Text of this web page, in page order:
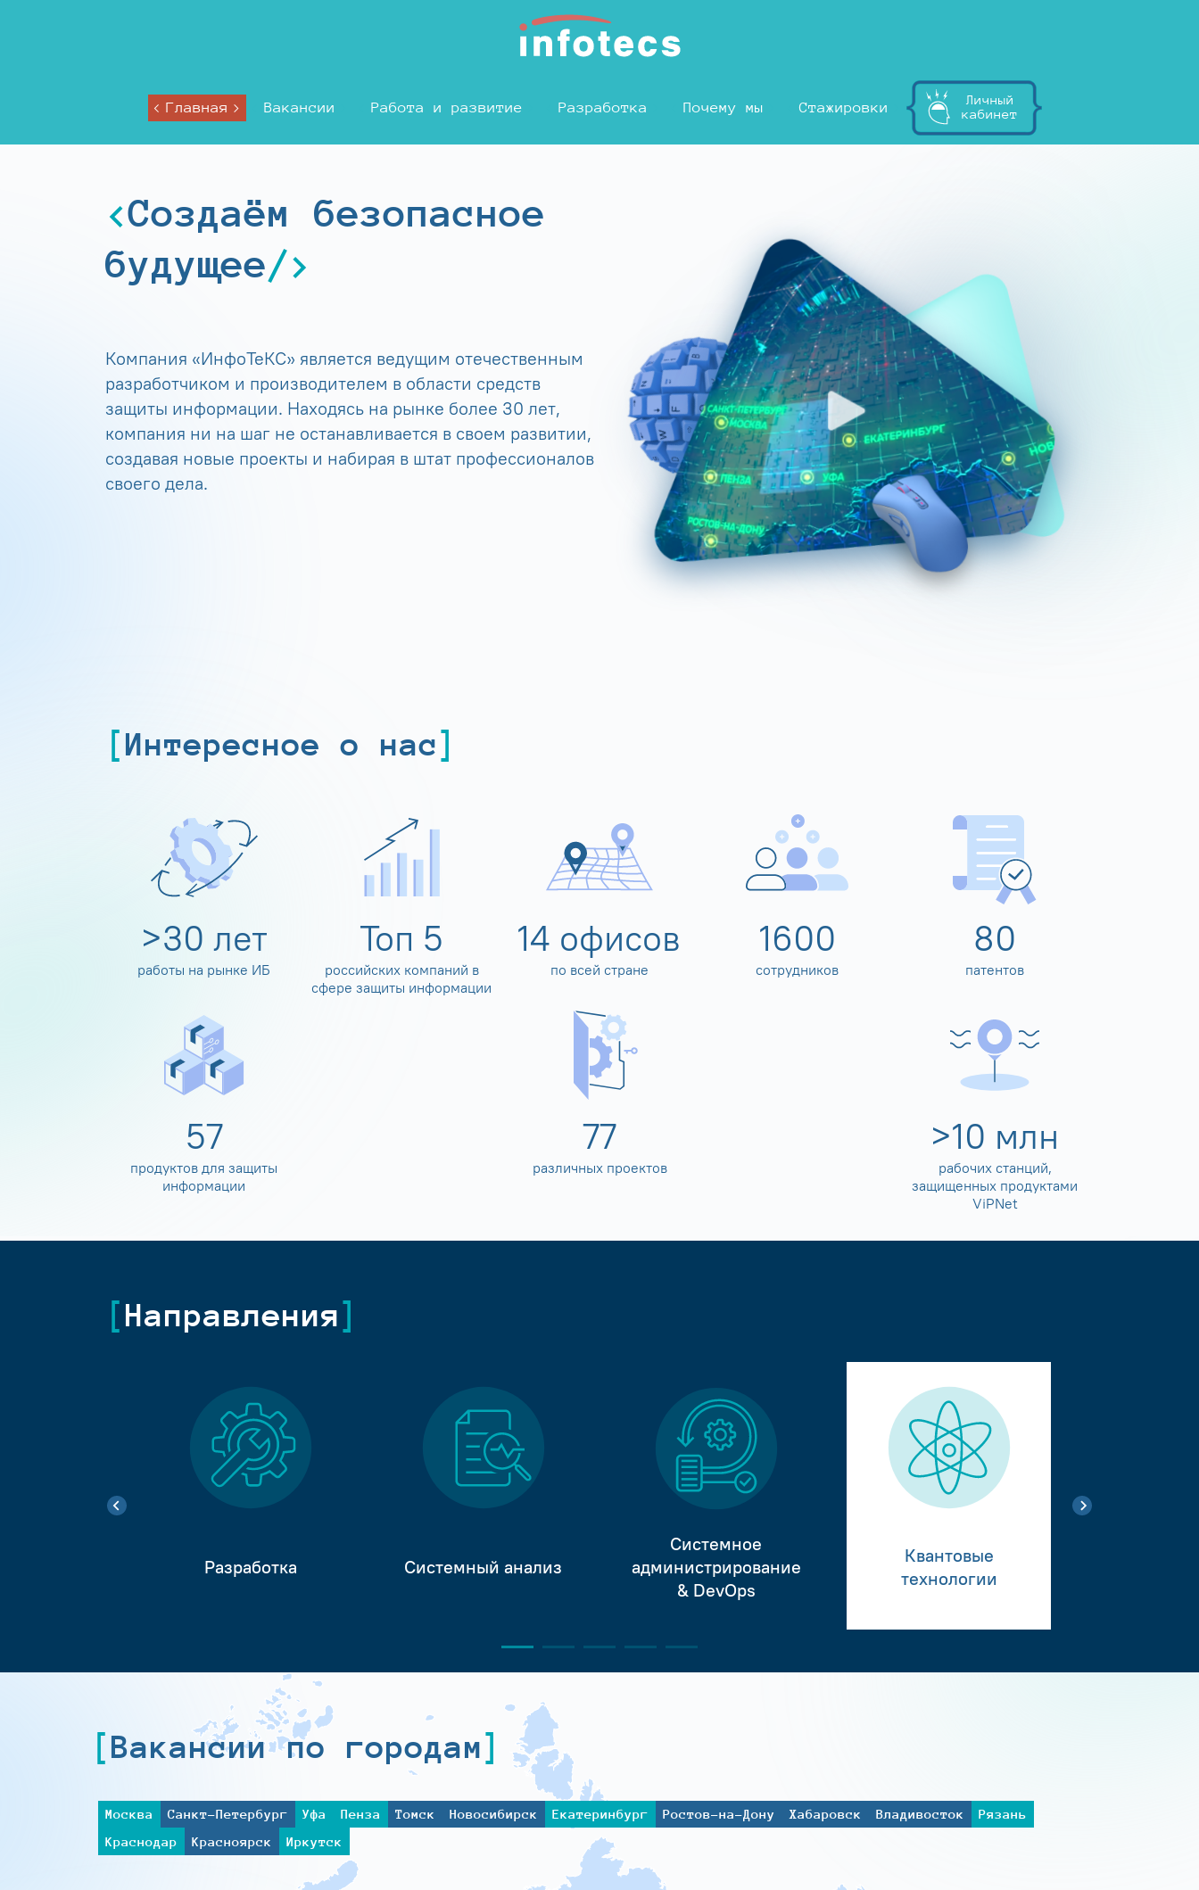
Главная Вакансии Работа и развитие Разработка Почему мы Стажировки
Личный
кабинет
Создаём безопасное
будущее
Компания «ИнфоТеКС» является ведущим отечественным
разработчиком и производителем в области средств
защиты информации. Находясь на рынке более 30 лет,
компания ни на шаг не останавливается в своем развитии,
создавая новые проекты и набирая в штат профессионалов
своего дела.
Интересное о нас
>30 лет
работы на рынке ИБ
Топ 5
российских компаний в
сфере защиты информации
14 офисов
по всей стране
1600
сотрудников
80
патентов
60
продуктов для защиты
информации
80
различных проектов
>10 млн
рабочих станций,
защищенных продуктами
ViPNet
Направления
Разработка Системный анализ
Системное
администрирование
& DevOps
Квантовые
технологии
Вакансии по городам
Москва Санкт-Петербург Уфа Пенза Томск Новосибирск Екатеринбург Ростов-на-Дону Хабаровск Владивосток
Рязань
Краснодар
Красноярск Иркутск